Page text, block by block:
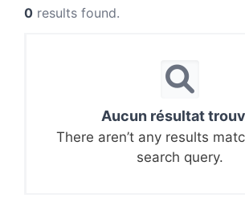
0 results found.
Aucun résultat
There aren’t any results
search query.